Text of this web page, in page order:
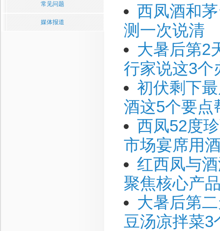
常见问题
媒体报道
西凤酒和
测一次说清
大暑后第2
行家说这3个
初伏剩下
酒这5个要点
西凤52度
市场宴席用
红西凤与
聚焦核心产
大暑后第
豆汤凉拌菜3